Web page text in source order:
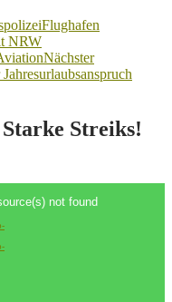
Flughafen
NRW
Nächster
Streiks!
not found